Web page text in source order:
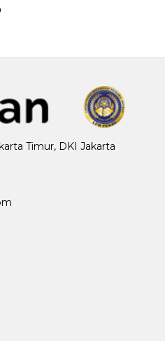
Timur, DKI Jakarta